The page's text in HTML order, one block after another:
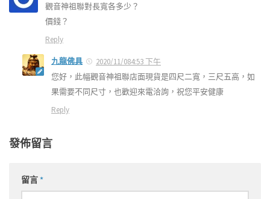
觀音神祖聯對長寬各多少？
價錢？
Reply
九龍佛具
2020/11/084:53 下午
您好，此幅觀音神祖聯店面現貨是四尺二寬，三尺五高，如
果需要不同尺寸，也歡迎來電洽詢，祝您平安健康
Reply
發佈留言
留言*